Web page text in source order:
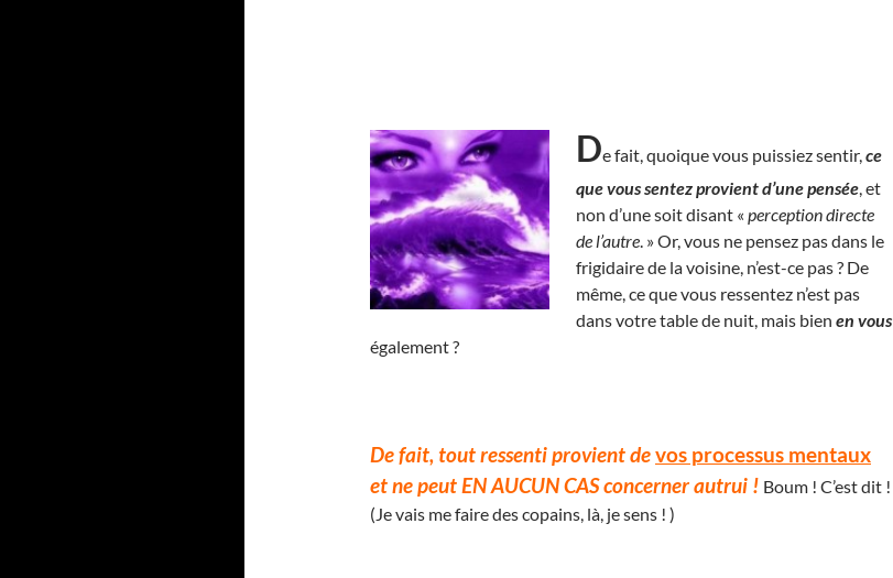
De fait, quoique vous puissiez sentir,ce
que vous sentez provient d’une pensée, et
non d’une soit disant « perception directe
de l’autre. » Or, vous ne pensez pas dans le
frigidaire de la voisine, n’est-ce pas ? De
même, ce que vous ressentez n’est pas
dans votre table de nuit, mais bien en vous
également ?
De fait, tout ressenti provient devos processus mentaux
et ne peut EN AUCUN CAS concerner autrui ! Boum ! C’est dit !
(Je vais me faire des copains, là, je sens ! )